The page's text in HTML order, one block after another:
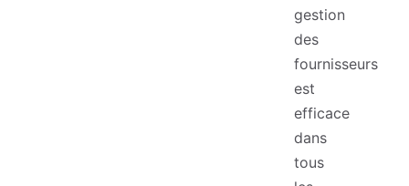
gestion
des
fournisseurs
est
efficace
dans
tous